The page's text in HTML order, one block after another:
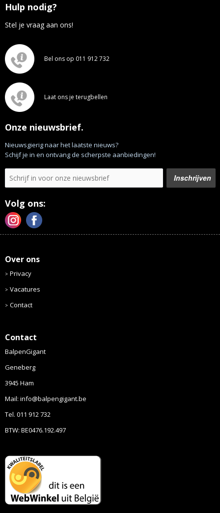
Hulp nodig?
Stel je vraag aan ons!
Bel ons op 011 912 732
Laat ons je terugbellen
Onze nieuwsbrief.
Nieuwsgierig naar het laatste nieuws?
Schijf je in en ontvang de scherpste aanbiedingen!
Volg ons:
Over ons
Privacy
Vacatures
Contact
Contact
BalpenGigant
Geneberg
3945 Ham
Mail: info@balpengigant.be
Tel. 011 912 732
BTW: BE0476.192.497